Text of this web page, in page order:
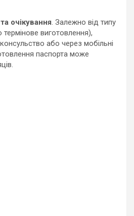
очікування. Залежно від типу
виготовлення),
або через мобільні
паспорта може